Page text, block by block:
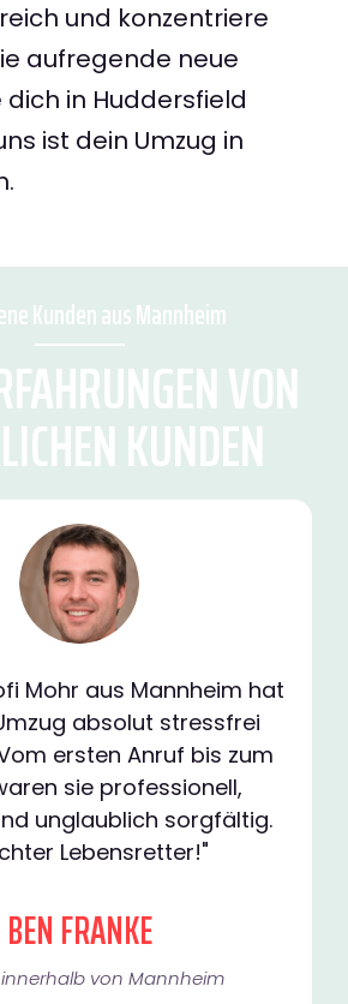
und konzentriere
aufregende neue
dich in Huddersfield
ist dein Umzug in
Kunden aus Mannheim
VON
KUNDEN
Mohr aus Mannheim hat
absolut stressfrei
ersten Anruf bis zum
sie professionell,
unglaublich sorgfältig.
Lebensretter!"
BEN FRANKE
von Mannheim​